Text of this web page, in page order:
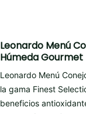
Leonardo Menú
Húmeda
Leonardo Menú
la gama Finest
beneficios